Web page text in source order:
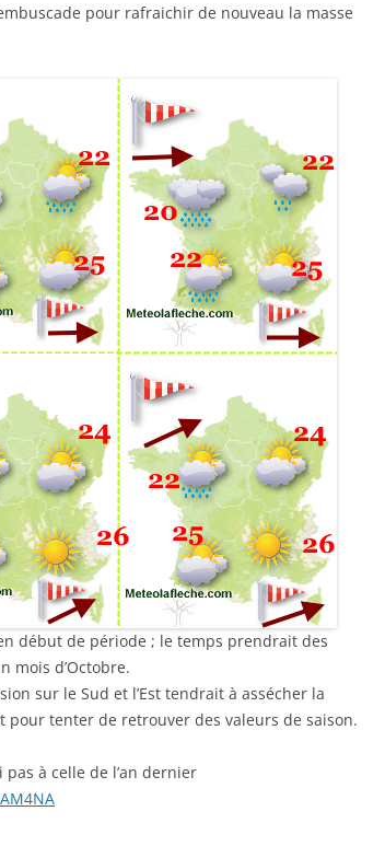
pour rafraichir de nouveau la masse
début de période ; le temps prendrait des
mois d’Octobre.
sur le Sud et l’Est tendrait à assécher la
pour tenter de retrouver des valeurs de saison.
à celle de l’an dernier